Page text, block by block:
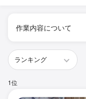
作業内容について
1位